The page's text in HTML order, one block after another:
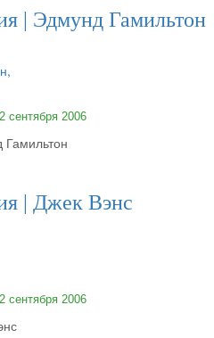
| Эдмунд Гамильтон
сентября 2006
| Джек Вэнс
сентября 2006